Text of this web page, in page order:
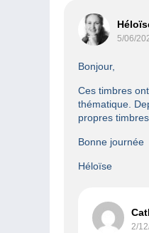
5/06/
Bonjour,
Ces timbres
thématique.
propres
Bonne journée
Héloïse
2/